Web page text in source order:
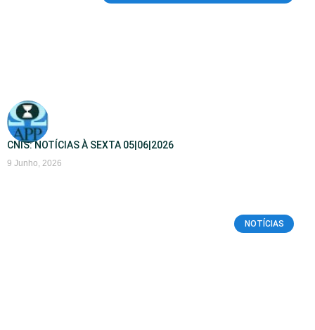
CNIS: NOTÍCIAS À SEXTA 05|06|2026
9 Junho, 2026
NOTÍCIAS